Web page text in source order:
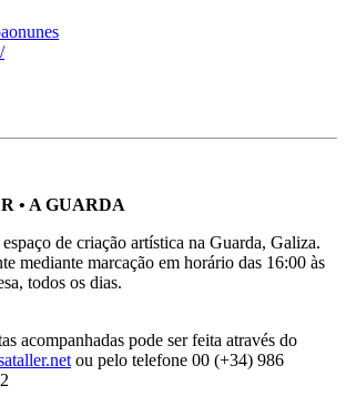
• A GUARDA
de criação artística na Guarda, Galiza.
mediante marcação em horário das 16:00 às
todos os dias.
acompanhadas pode ser feita através do
ou pelo telefone 00 (+34) 986